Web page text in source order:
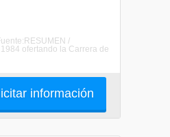
/
ofertando la Carrera de
información